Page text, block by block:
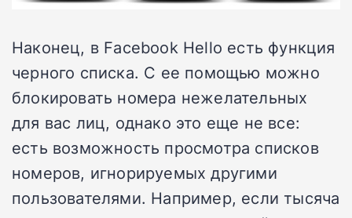
Наконец, в Facebook Hello есть функция
черного списка. С ее помощью можно
блокировать номера нежелательных
для вас лиц, однако это еще не все:
есть возможность просмотра списков
номеров, игнорируемых другими
пользователями. Например, если тысяча